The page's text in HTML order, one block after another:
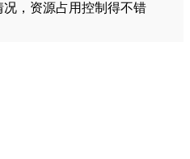
，资源占用控制得不错